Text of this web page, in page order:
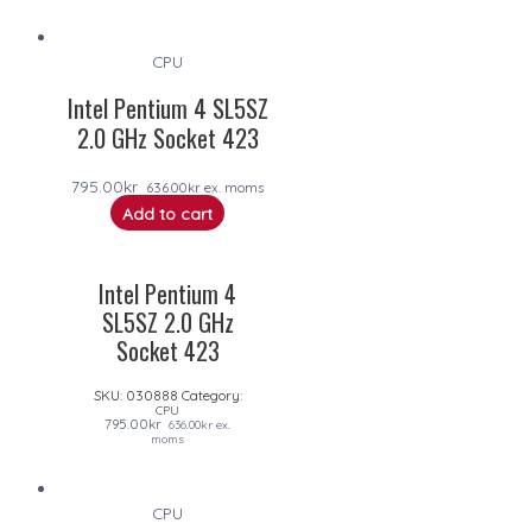
CPU
Intel Pentium 4 SL5SZ
2.0 GHz Socket 423
795.00kr 636.00kr ex. moms
Add to cart
Intel Pentium 4
SL5SZ 2.0 GHz
Socket 423
SKU: 030888 Category:
CPU
795.00kr 636.00kr ex.
moms
CPU